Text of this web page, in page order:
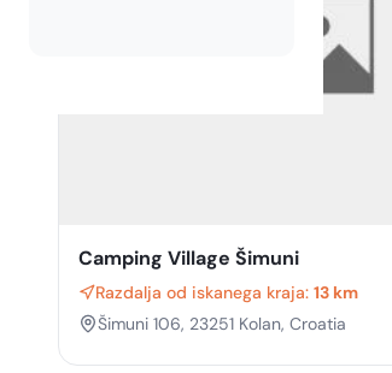
Camping Village Šimuni
Razdalja od iskanega kraja: 13 km
Šimuni 106, 23251 Kolan, Croatia